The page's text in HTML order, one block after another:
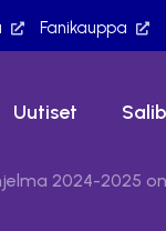
Fanikauppa
Uutiset
2024-2025